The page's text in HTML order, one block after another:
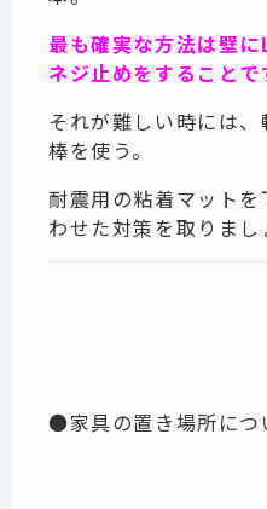
最も確実な方法は壁
ネジ止めをすることで
それが難しい時には
棒を使う。
耐震用の粘着マット
わせた対策を取りまし
●家具の置き場所につ